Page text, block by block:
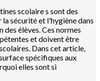
scolaire s sont des
sécurité et l'hygiène dans
des élèves. Ces normes
et doivent être
Dans cet article,
spécifiques aux
elles sont si